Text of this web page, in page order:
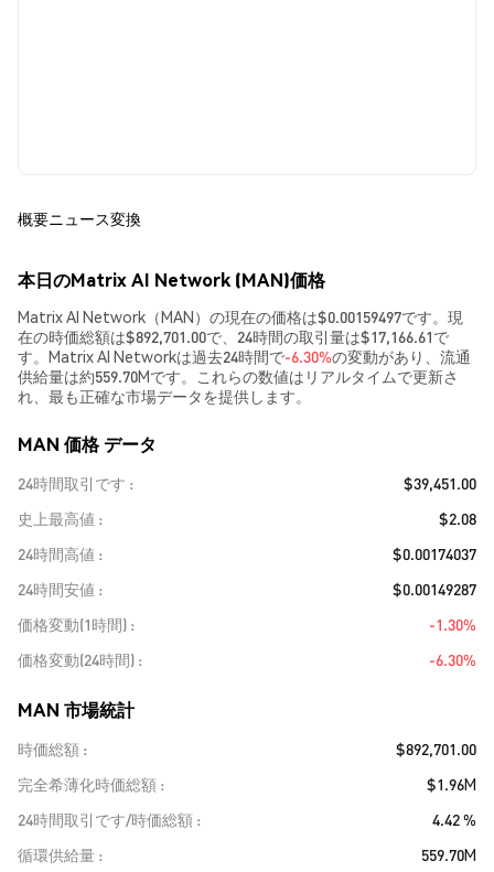
概要ニュース変換
本日のMatrix AI Network (MAN)価格
Matrix AI Network（MAN）の現在の価格は$0.00159497です。現
在の時価総額は$892,701.00で、24時間の取引量は$17,166.61で
す。Matrix AI Networkは過去24時間で-6.30%の変動があり、流通
供給量は約559.70Mです。これらの数値はリアルタイムで更新さ
れ、最も正確な市場データを提供します。
MAN 価格 データ
24時間取引です
$39,451.00
史上最高値
$2.08
24時間高値
$0.00174037
24時間安値
$0.00149287
価格変動(1時間)
-1.30%
価格変動(24時間)
-6.30%
MAN 市場統計
時価総額
$892,701.00
完全希薄化時価総額
$1.96M
24時間取引です/時価総額
4.42 %
循環供給量
559.70M